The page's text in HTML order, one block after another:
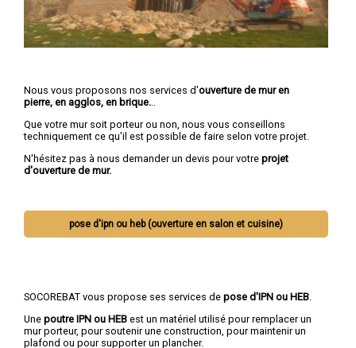
Nous vous proposons nos services d'ouverture de mur en
pierre, en agglos, en brique...
Que votre mur soit porteur ou non, nous vous conseillons
techniquement ce qu'il est possible de faire selon votre projet.
N'hésitez pas à nous demander un devis pour votre projet
d'ouverture de mur.
pose d'ipn ou heb (ouverture en salon et cuisine)
SOCOREBAT vous propose ses services de pose d'IPN ou HEB.
Une poutre IPN ou HEB est un matériel utilisé pour remplacer un
mur porteur, pour soutenir une construction, pour maintenir un
plafond ou pour supporter un plancher.